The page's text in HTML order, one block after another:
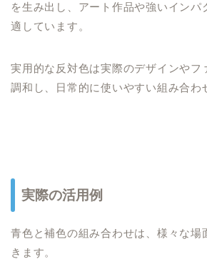
を生み出し、アート作品や強いインパ
適しています。
実用的な反対色は実際のデザインやフ
調和し、日常的に使いやすい組み合わ
実際の活用例
青色と補色の組み合わせは、様々な場
きます。